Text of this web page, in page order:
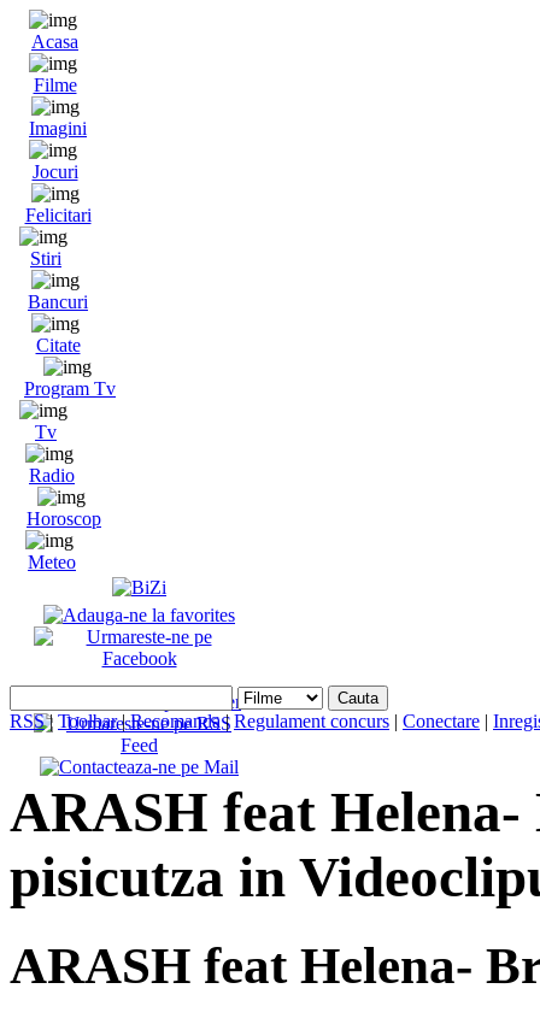
Acasa
Filme
Imagini
Jocuri
Felicitari
Stiri
Bancuri
Citate
Program Tv
Tv
Radio
Horoscop
Meteo
RSS| Toolbar|Recomanda|Regulament concurs | Conectare |
ARASH feat Helena-
pisicutza in
ARASH feat Helena-